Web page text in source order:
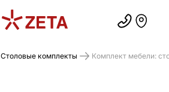
Столовые комплекты Комплект мебели: